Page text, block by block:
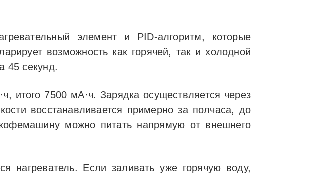
элемент и PID-алгоритм, которые
возможность как горячей, так и холодной
45 секунд.
итого 7500 мА·ч. Зарядка осуществляется через
восстанавливается примерно за полчаса, до
можно питать напрямую от внешнего
нагреватель. Если заливать уже горячую воду,